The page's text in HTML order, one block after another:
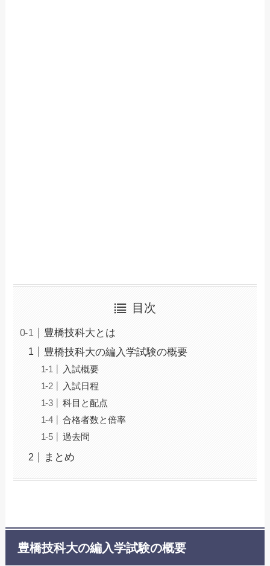
目次
豊橋技科大とは
豊橋技科大の編入学試験の概要
入試概要
入試日程
科目と配点
合格者数と倍率
過去問
まとめ
豊橋技科大の編入学試験の概要